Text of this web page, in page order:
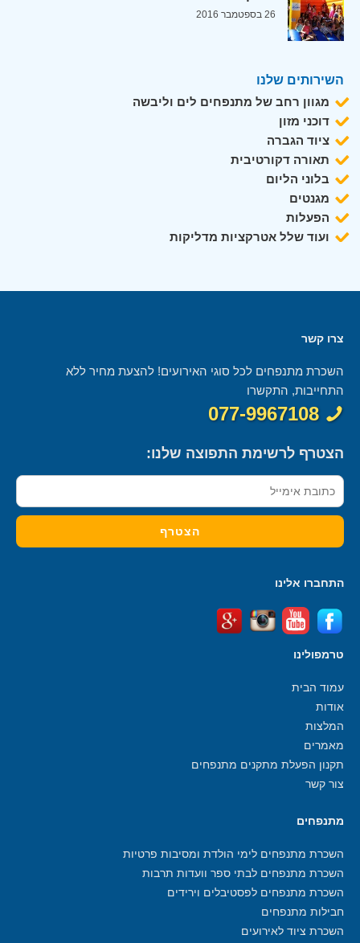
26 בספטמבר 2016
השירותים שלנו
מגוון רחב של מתנפחים לים וליבשה
דוכני מזון
ציוד הגברה
תאורה דקורטיבית
בלוני הליום
מגנטים
הפעלות
ועוד שלל אטרקציות מדליקות
צרו קשר
השכרת מתנפחים לכל סוגי האירועים! להצעת מחיר ללא
התחייבות, התקשרו
077-9967108
הצטרף לרשימת התפוצה שלנו:
התחברו אלינו
טרמפולינו
עמוד הבית
אודות
המלצות
מאמרים
תקנון הפעלת מתקנים מתנפחים
צור קשר
מתנפחים
השכרת מתנפחים לימי הולדת ומסיבות פרטיות
השכרת מתנפחים לבתי ספר וועדות תרבות
השכרת מתנפחים לפסטיבלים וירידים
חבילות מתנפחים
השכרת ציוד לאירועים